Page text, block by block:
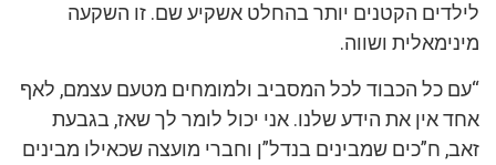
לילדים הקטנים יותר בהחלט אשקיע שם. זו השקעה
מינימאלית ושווה.
“עם כל הכבוד לכל המסביב ולמומחים מטעם עצמם, לאף
אחד אין את הידע שלנו. אני יכול לומר לך שאז, בגבעת
זאב, ח”כים שמבינים בנדל”ן וחברי מועצה שכאילו מבינים